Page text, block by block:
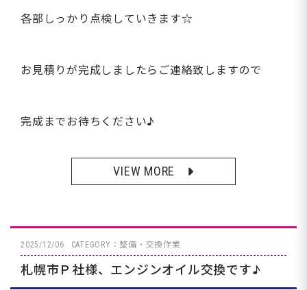
各部しっかり点検していきます☆
お見積りが完成しましたらご連絡致しますので
完成までお待ちください♪
VIEW MORE
2025/12/06 CATEGORY：整備・交換作業
札幌市Ｐ社様、エンジンオイル交換です♪